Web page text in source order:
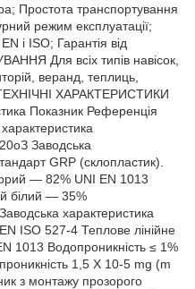
Простота транспортування
режим експлуатації;
і ISO; Гарантія від
Для всіх типів навісок,
веранд, теплиць,
ТЕХНІЧНІ ХАРАКТЕРИСТИКИ
Показник Референція
Заводська
GRP (склопластик).
— 82% UNI EN 1013
білий — 35%
характеристика
ISO 527-4 Теплове лінійне
1013 Водопроникність ≤ 1%
1,5 X 10-5 mg (m
з монтажу прозорого